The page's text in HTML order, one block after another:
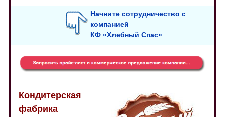
Начните сотрудничество с
компанией
КФ «Хлебный Спас»
Кондитерская
фабрика